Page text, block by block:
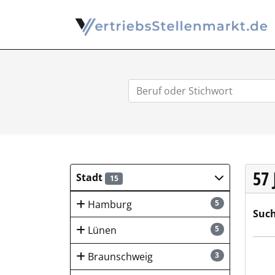
Stadt 15
5
Hamburg
5
Lünen
3
Braunschweig
57